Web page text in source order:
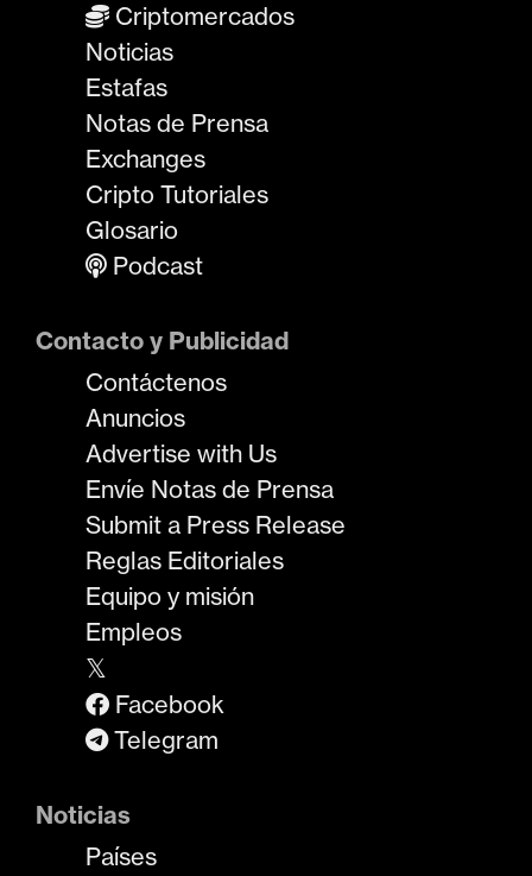
Criptomercados
Noticias
Estafas
Notas de Prensa
Exchanges
Cripto Tutoriales
Glosario
Podcast
Contacto y Publicidad
Contáctenos
Anuncios
Advertise with Us
Envíe Notas de Prensa
Submit a Press Release
Reglas Editoriales
Equipo y misión
Empleos
𝕏
Facebook
Telegram
Noticias
Países